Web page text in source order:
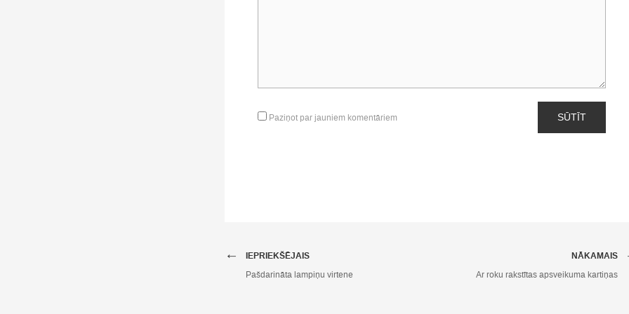
Paziņot par jauniem komentāriem SŪTĪT
IEPRIEKŠĒJAIS
←
Pašdarināta lampiņu virtene
NĀKAMAIS
Ar roku rakstītas apsveikuma kartiņas